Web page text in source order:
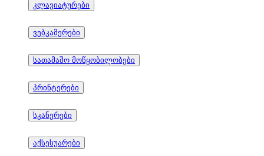
კლავიატურები
ვებკამერები
სათამაშო მოწყობილობები
პრინტერები
სკანერები
აქსესუარები